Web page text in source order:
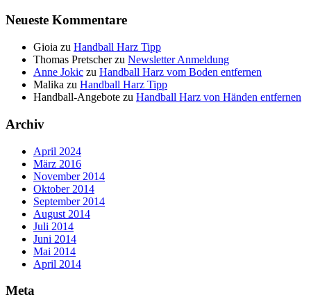
Neueste Kommentare
Gioia zu Handball Harz Tipp
Thomas Pretscherzu Newsletter Anmeldung
Anne Jokic zu Handball Harz vom Boden entfernen
Malika zu Handball Harz Tipp
Handball-Angebote zu Handball Harz von Händen entfernen
Archiv
April 2024
März 2016
November 2014
Oktober 2014
September 2014
August 2014
Juli 2014
Juni 2014
Mai 2014
April 2014
Meta